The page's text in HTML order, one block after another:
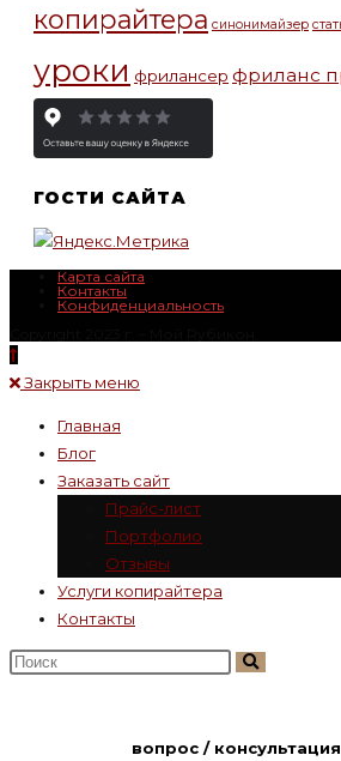
копирайтера синонимайзер
уроки фрилансер фриланс
ГОСТИ САЙТА
Карта сайта
Контакты
Конфиденциальность
Закрыть меню
Главная
Блог
Заказать сайт
Прайс-лист
Портфолио
Отзывы
Услуги копирайтера
Контакты
Поиск
вопрос /